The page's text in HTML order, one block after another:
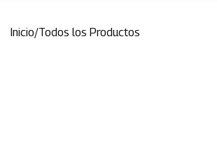
Inicio/Todos los Productos